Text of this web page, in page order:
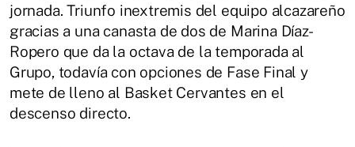
jornada. Triunfo inextremis del equipo alcazareño
gracias a una canasta de dos de Marina Díaz-
Ropero que da la octava de la temporada al
Grupo, todavía con opciones de Fase Final y
mete de lleno al Basket Cervantes en el
descenso directo.